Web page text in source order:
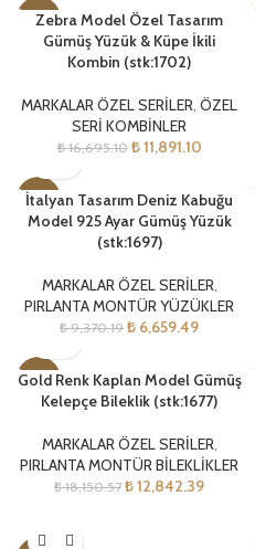
-29%
Zebra Model Özel Tasarım
Gümüş Yüzük & Küpe İkili
Kombin (stk:1702)
MARKALAR ÖZEL SERİLER, ÖZEL
SERİ KOMBİNLER
₺16,695.10 ₺11,891.10
-29%
İtalyan Tasarım Deniz Kabuğu
Model 925 Ayar Gümüş Yüzük
(stk:1697)
MARKALAR ÖZEL SERİLER,
PIRLANTA MONTÜR YÜZÜKLER
₺9,370.19 ₺ 6,659.49
-29%
Gold Renk Kaplan Model Gümüş
Kelepçe Bileklik (stk:1677)
MARKALAR ÖZEL SERİLER,
PIRLANTA MONTÜR BİLEKLİKLER
₺18,150.57 ₺12,842.39